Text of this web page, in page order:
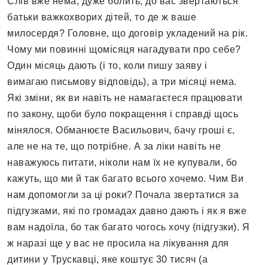
батьки важкохворих дітей, то де ж ваше
милосердя? Головне, що договір укладений на рік.
Чому ми повинні щомісяця нагадувати про себе?
Один місяць дають (і то, коли пишу заяву і
вимагаю письмову відповідь), а три місяці нема.
Які зміни, як ви навіть не намагаєтеся працювати
по закону, щоби було покращення і справді щось
мінялося. Обманюєте Васильович, бачу гроші є,
але не на те, що потрібне. А за ліки навіть не
наважуюсь питати, ніколи нам їх не купували, бо
кажуть, що ми й так багато всього хочемо. Чим Ви
нам допомогли за ці роки? Почала звертатися за
підгузками, які по громадах давно дають і як я вже
вам надоїла, бо так багато чогось хочу (підгузки). Я
ж наразі ще у вас не просила на лікування для
дитини у Трускавці, яке коштує 30 тисяч (а